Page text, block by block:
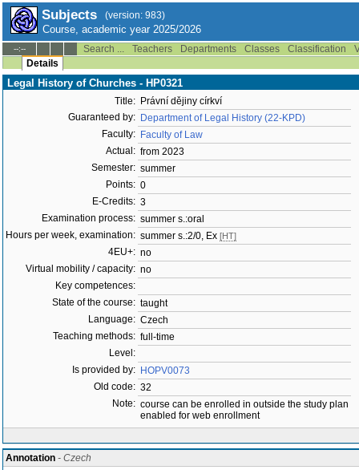
Subjects (version: 983)
Course, academic year 2025/2026
--:-- Search ... Teachers Departments Classes Classification
Details
Legal History of Churches - HP0321
Title: Právní dějiny církví
Guaranteed by: Department of Legal History (22-KPD)
Faculty: Faculty of Law
Actual: from 2023
Semester: summer
Points: 0
E-Credits: 3
Examination process: summer s.:oral
Hours per week, examination: summer s.:2/0, Ex [HT]
4EU+: no
Virtual mobility / capacity: no
Key competences:
State of the course: taught
Language: Czech
Teaching methods: full-time
Level:
Is provided by: HOPV0073
Old code: 32
Note: course can be enrolled in outside the study plan
enabled for web enrollment
Annotation - Czech